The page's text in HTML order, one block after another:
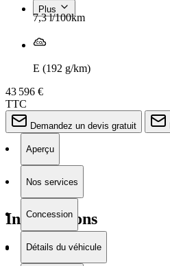
Plus
7,3 l/100km
E (192 g/km)
43 596 €
TTC
Demandez un devis gratuit
Aperçu
Nos services
Concession
Détails du véhicule
Informations